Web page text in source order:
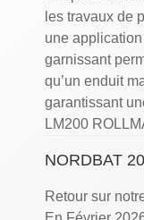
les travaux de
une
garnissant
qu’un enduit
garantissant
LM200
NORDBAT
Retour sur